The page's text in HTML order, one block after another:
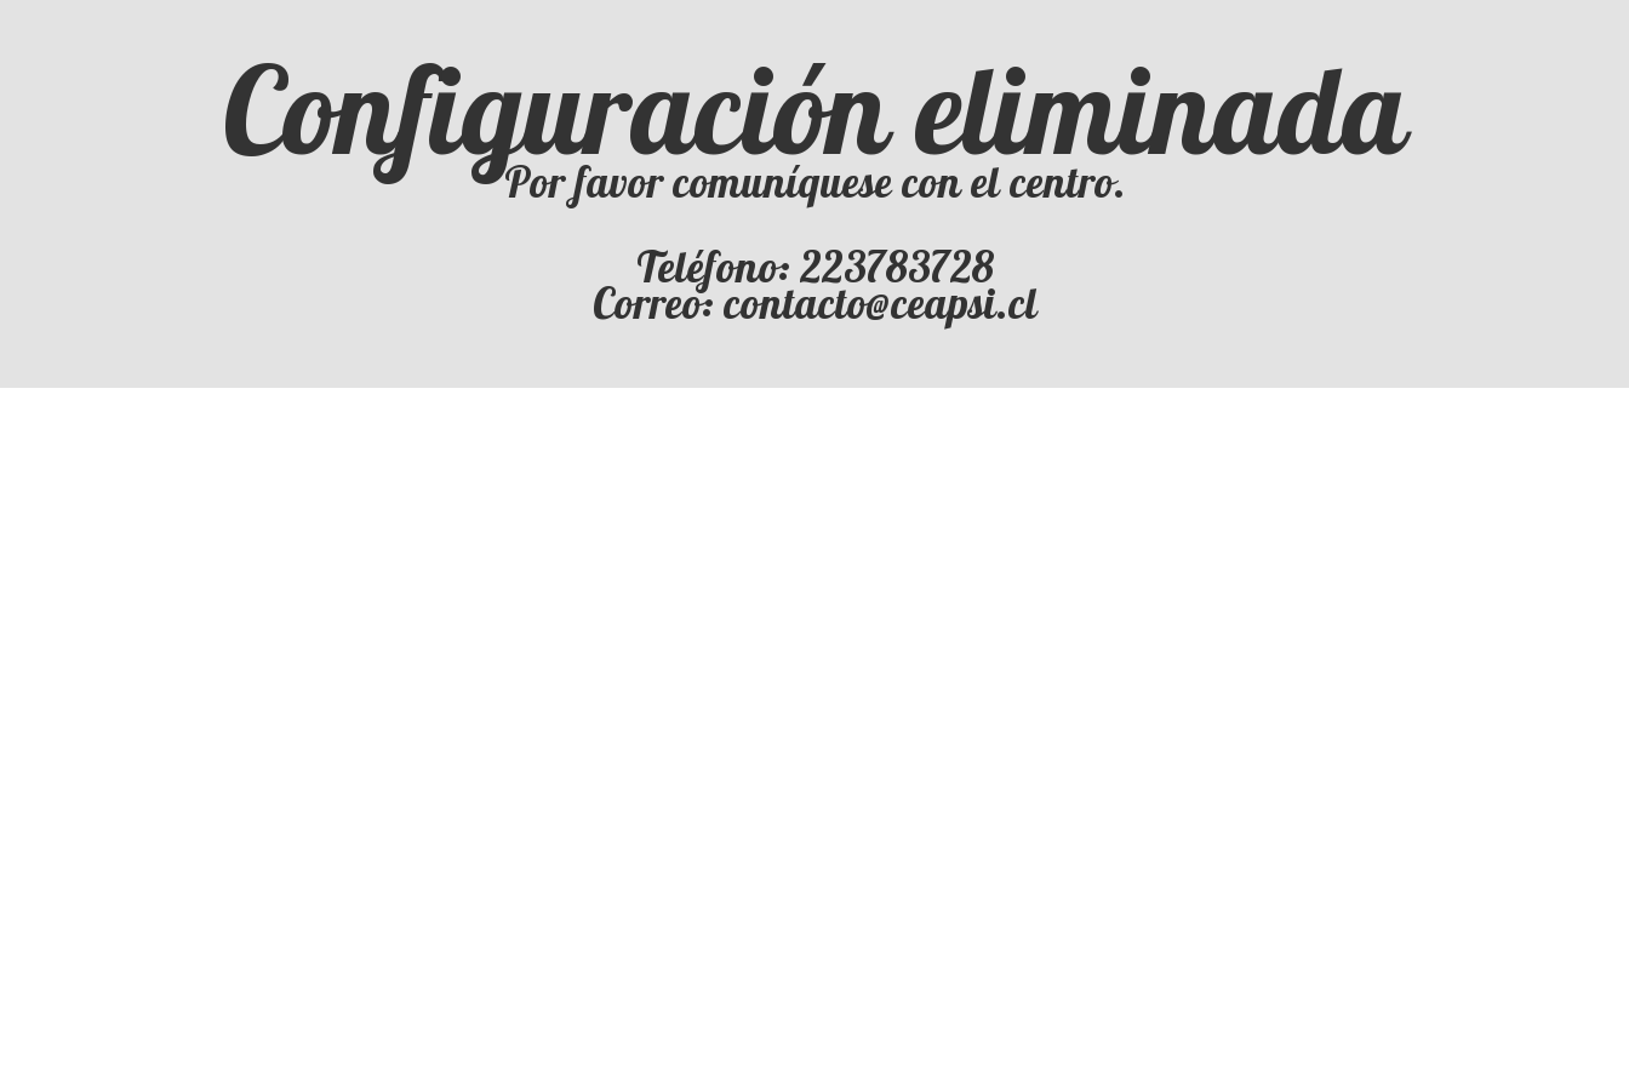
Configuración eliminada
Por favor comuníquese con el centro.
Teléfono: 223783728
Correo: contacto@ceapsi.cl